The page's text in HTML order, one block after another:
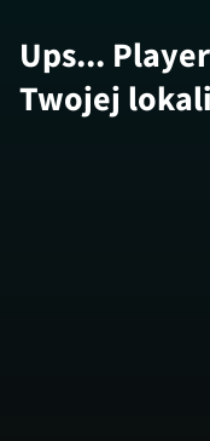
Ups...
Twojej